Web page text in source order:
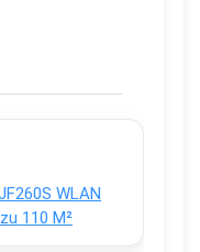
WLAN
110 M²